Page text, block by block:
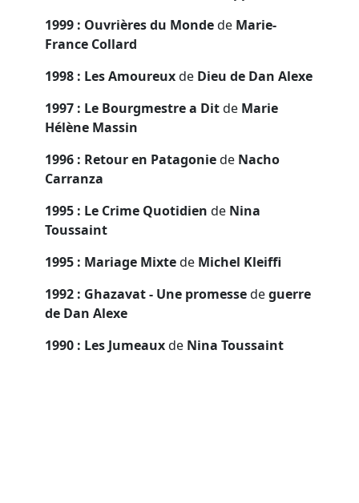
1999 : Ouvrières du Mondede Marie-
France Collard
1998 : Les Amoureuxde Dieu de Dan Alexe
1997 : Le Bourgmestre a Ditde Marie
Hélène Massin
1996 : Retour en Patagoniede Nacho
Carranza
1995 : Le Crime Quotidien de Nina
Toussaint
1995 : Mariage Mixtede Michel Kleiffi
1992 : Ghazavat - Une promessedeguerre
de Dan Alexe
1990 : Les Jumeauxde Nina Toussaint